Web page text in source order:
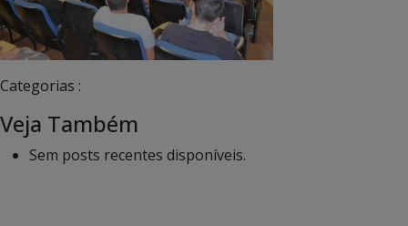
Categorias :
Veja Também
Sem posts recentes disponíveis.